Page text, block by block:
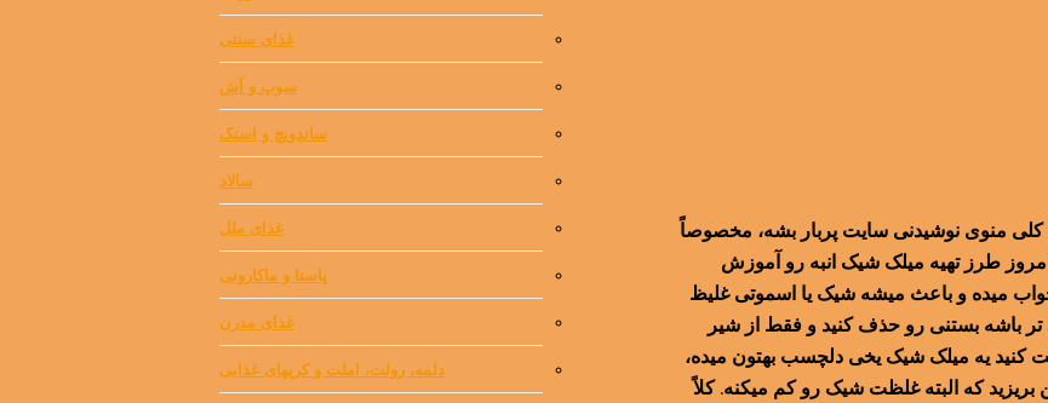
غذای سنتی
سوپ و آش
ساندویچ و اسنک
سالاد
غذای ملل
پاستا و ماکارونی
غذای مدرن
دلمه، رولت، املت و کرپهای غذایی
منوی نوشیدنی سایت پربار بشه، مخصوصاً
طرز تهیه میلک شیک انبه رو آموزش
میده و باعث میشه شیک یا اسموتی غلیظ
باشه بستنی رو حذف کنید و فقط از شیر
کنید یه میلک شیک یخی دلچسب بهتون میده،
که البته غلظت شیک رو کم میکنه. کلاً